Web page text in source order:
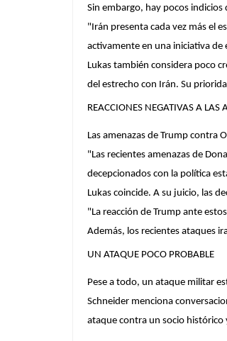
Sin embargo, hay pocos
"Irán presenta cada vez más el
activamente en una iniciativa de
Lukas también considera poco
del estrecho con Irán. Su
REACCIONES NEGATIVAS A
Las amenazas de Trump contra
"Las recientes amenazas de
decepcionados con la política
Lukas coincide. A su juicio, las
"La reacción de Trump ante
Además, los recientes ataques
UN ATAQUE POCO PROBABLE
Pese a todo, un ataque militar
Schneider menciona
ataque contra un socio